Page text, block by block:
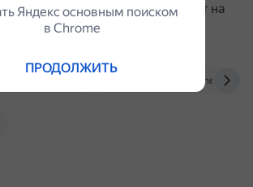
жуков, которые чутко реагируют на
среды и могут служить
человеком загрязнений.
www.researchgate.net
Яндекс основным поиском
в Сhrome
ПРОДОЛЖИТЬ